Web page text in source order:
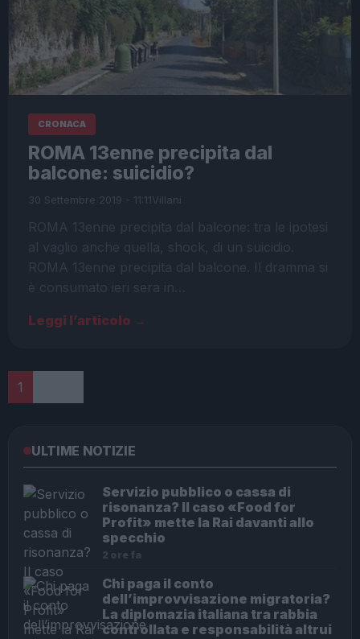
CRONACA
ROMA 13enne precipita dal
balcone: suicidio?
30 Settembre 2019 - 11:11Villani
ROMA 13enne precipita dal balcone: tra le ipotesi
al vaglio anche quella, shock, di un suicidio.
ROMA 13enne precipita dal balcone. Il dramma si
è consumato ieri sera in…
Leggi l’articolo →
Paginazione
1
ULTIME NOTIZIE
Servizio pubblico o cassa di
risonanza? Il caso «Food for
Profit» mette la Rai davanti allo
specchio
2 ore fa
Chi paga il conto
dell’improvvisazione migratoria?
La diplomazia italiana tra rabbia
controllata e responsabilità altrui